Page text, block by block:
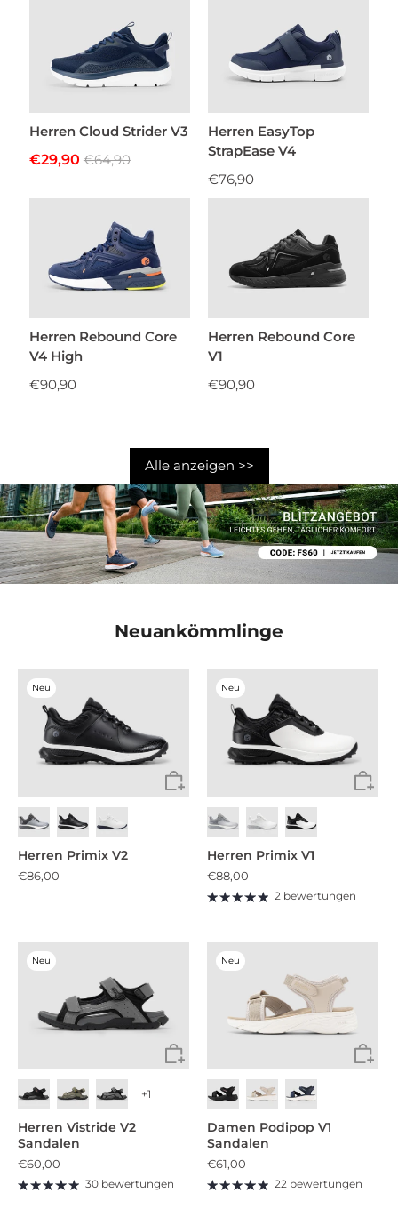
Herren Cloud Strider V3
€29,90 €64,90
Herren EasyTop
StrapEase V4
€76,90
Herren Rebound Core
V4 High
€90,90
Herren Rebound Core
V1
€90,90
Alle anzeigen >>
Neuankömmlinge
Neu
Herren Primix V2
€86,00
Neu
Herren Primix V1
€88,00
2 bewertungen
Neu
+1
Herren Vistride V2
Sandalen
€60,00
30 bewertungen
Neu
Damen Podipop V1
Sandalen
€61,00
22 bewertungen